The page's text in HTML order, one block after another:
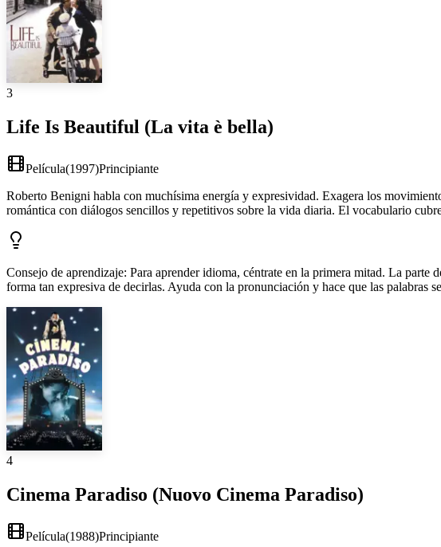
3
Life Is Beautiful (La vita è bella)
Película(1997)Principiante
Roberto Benigni habla con muchísima energía y expresividad. Exagera los
romántica con diálogos sencillos y repetitivos sobre la vida diaria. El vocabulario
Consejo de aprendizaje: Para aprender idioma, céntrate en la primera mitad. La parte
forma tan expresiva de decirlas. Ayuda con la pronunciación y hace que las palabras
4
Cinema Paradiso (Nuovo Cinema Paradiso)
Película(1988)Principiante